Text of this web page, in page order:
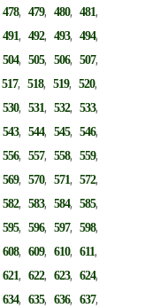
478,479,480,481,
491,492,493,494,
504,505,506,507,
517,518,519,520,
530,531,532,533,
543,544,545,546,
556,557,558,559,
569,570,571,572,
582,583,584,585,
595,596,597,598,
608,609,610,611,
621,622,623,624,
634,635,636,637,